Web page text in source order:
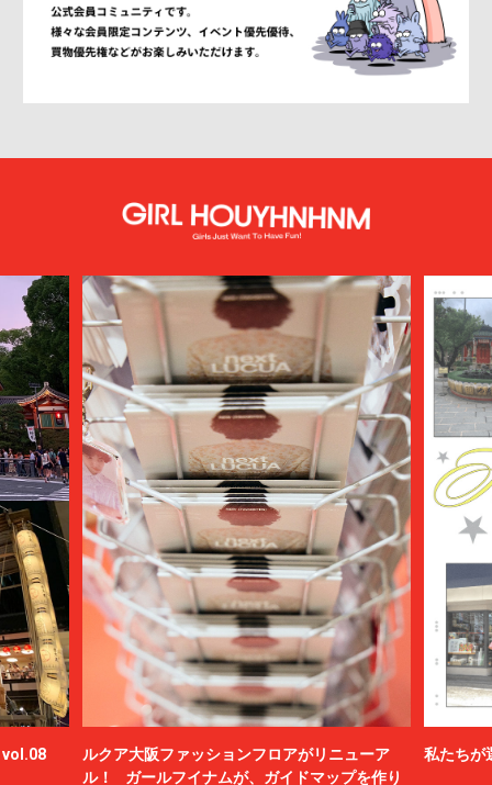
vol.08
ルクア大阪ファッションフロアがリニューア
ル！ ガールフイナムが、ガイドマップを作り
私たちが